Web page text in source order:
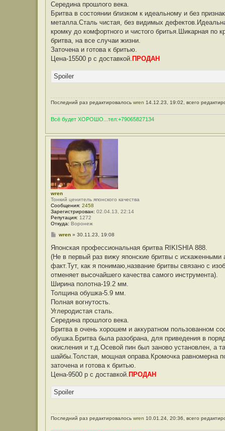
Середина прошлого века.
Бритва в состоянии близком к идеальному и без
металла.Сталь чистая, без видимых
кромку до комфортного и чистого бритья.Шикарная
бритва, на все случаи жизни.
Заточена и готова к бритью.
Цена-15500 р с доставкой. ПРОДАН
Spoiler
Последний раз редактировалось wren 14.12.23, 19:02, всего
Всё будет ХОРОШО...тел:+79065827134
wren
Тонкий ценитель японского качества
Сообщения: 2458
Зарегистрирован: 02.04.13, 22:14
Репутация: 1272
Откуда: Воронеж
С
о
щ
е
и
е
wren» 30.11.23, 19:08
Японская профессиональная бритва RIKISHIA 888.
(Не в первый раз вижу японские бритвы с
факт.Тут, как я понимаю,название бритвы связано с
отменяет высочайшего качества самого инструмента).
Ширина полотна-19.2 мм.
Толщина обушка-5.9 мм.
Полная вогнутость.
Углеродистая сталь.
Середина прошлого века.
Бритва в очень хорошем и аккуратном пользованном
обушка.Бритва была разобрана, для приведения в
окисления и т.д.Осевой пин был заново установлен, а
шайбы.Толстая, мощная оправа.Кромочка равномерна
заточена и готова к бритью.
Цена-9500 р с доставкой. ПРОДАН
Spoiler
Последний раз редактировалось wren 10.01.24, 20:36, всего